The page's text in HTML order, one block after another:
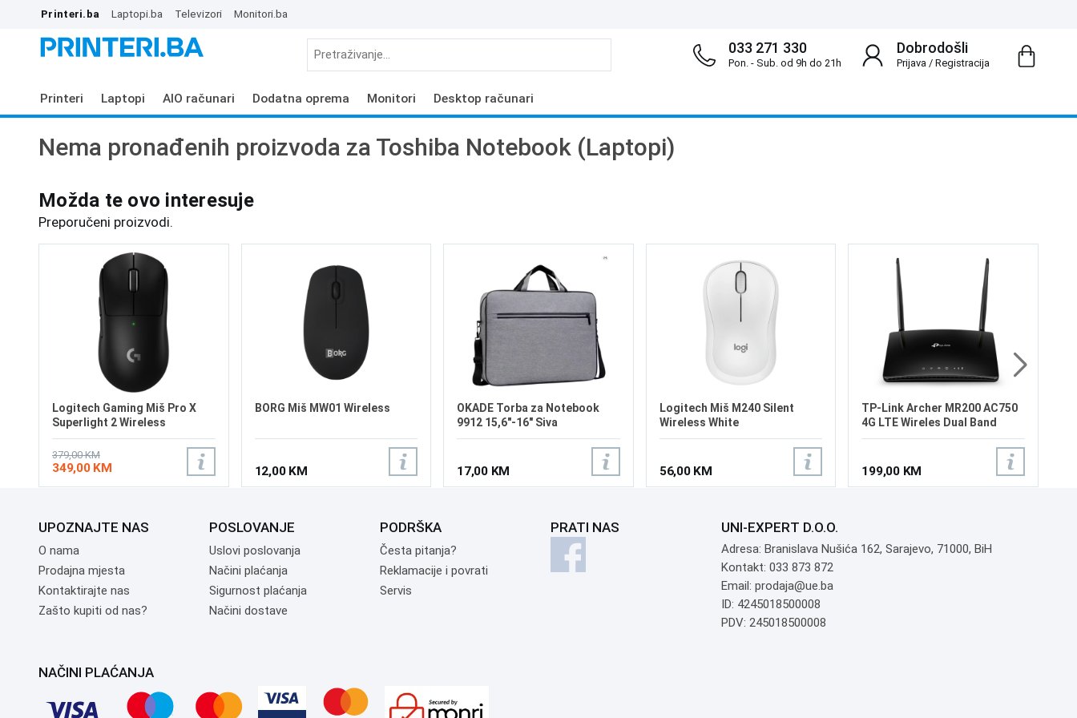
Printeri.ba Laptopi.ba Televizori Monitori.ba
Dobrodošli
Prijava/ Registracija
033 271 330
Pon. - Sub. od 9h do 21h
Printeri Laptopi AIO računari Dodatna oprema Monitori Desktop računari
Nema pronađenih proizvoda za Toshiba Notebook (Laptopi)
Možda te ovo interesuje
Preporučeni proizvodi.
Logitech Gaming Miš Pro X
Superlight 2 Wireless
379,00 KM
349,00 KM
BORG Miš MW01 Wireless
12,00 KM
OKADE Torba za Notebook
9912 15,6"-16" Siva
17,00 KM
Logitech Miš M240 Silent
Wireless White
56,00 KM
TP-Link Archer MR200 AC750
4G LTE Wireles Dual Band
Router
199,00 KM
UPOZNAJTE NAS
O nama
Prodajna mjesta
Kontaktirajte nas
Zašto kupiti od nas?
POSLOVANJE
Uslovi poslovanja
Načini plaćanja
Sigurnost plaćanja
Načini dostave
PODRŠKA
Česta pitanja?
Reklamacije i povrati
Servis
PRATI NAS UNI-EXPERT D.O.O.
Adresa: Branislava Nušića 162, Sarajevo, 71000, BiH
Kontakt: 033 873 872
Email: prodaja@ue.ba
ID: 4245018500008
PDV: 245018500008
NAČINI PLAĆANJA